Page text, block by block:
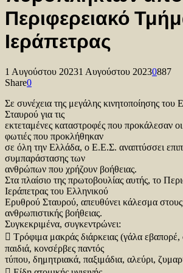
Περιφερειακό
Ιεράπετρας
1 Αυγούστου 20231 Αυγούστου 20230887
Share0
Σε συνέχεια της μεγάλης κινητοποίησης
Σταυρού για τις
εκτεταμένες καταστροφές που προκάλεσαν
φωτιές που προκλήθηκαν
σε όλη την Ελλάδα, ο Ε.Ε.Σ. αναπτύσσει
συμπαράστασης των
ανθρώπων που χρήζουν βοήθειας.
Στα πλαίσιο της πρωτοβουλίας αυτής, το
Ιεράπετρας του Ελληνικού
Ερυθρού Σταυρού, απευθύνει κάλεσμα στους
ανθρωπιστικής βοήθειας.
Συγκεκριμένα, συγκεντρώνει:
 Τρόφιμα μακράς διάρκειας (γάλα εβαπορέ,
παιδιά, κονσέρβες παντός
τύπου, δημητριακά, παξιμάδια, αλεύρι,